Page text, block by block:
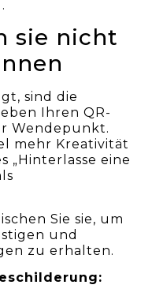
sie nicht
sind die
Ihren QR-
Wendepunkt.
mehr Kreativität
„Hinterlasse eine
Sie sie, um
und
zu erhalten.